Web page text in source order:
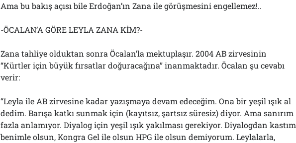
Ama bu bakış açısı bile Erdoğan’ın Zana ile görüşmesini engellemez!..
-ÖCALAN’A GÖRE LEYLA ZANA KİM?-
Zana tahliye olduktan sonra Öcalan’la mektuplaşır. 2004 AB zirvesinin
“Kürtler için büyük fırsatlar doğuracağına” inanmaktadır. Öcalan şu cevabı
verir:
“Leyla ile AB zirvesine kadar yazışmaya devam edeceğim. Ona bir yeşil ışık al
dedim. Barışa katkı sunmak için (kayıtsız, şartsız süresiz) diyor. Ama sanırım
fazla anlamıyor. Diyalog için yeşil ışık yakılması gerekiyor. Diyalogdan kastım
benimle olsun, Kongra Gel ile olsun HPG ile olsun demiyorum. Leylalarla,